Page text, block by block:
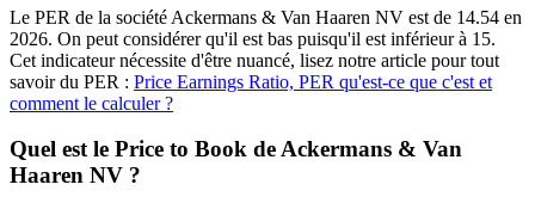
Le PER de la société Ackermans & Van Haaren NV est de 14.54 en
2026. On peut considérer qu'il est bas puisqu'il est inférieur à 15.
Cet indicateur nécessite d'être nuancé, lisez notre article pour tout
savoir du PER : Price Earnings Ratio, PER qu'est-ce que c'est et
comment le calculer ?
Quel est le Price to Book de Ackermans & Van
Haaren NV ?